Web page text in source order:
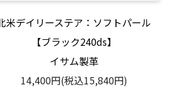
米デイリーステア：ソフトパール
【ブラック240ds】
イサム製革
14,400円(税込15,840円)